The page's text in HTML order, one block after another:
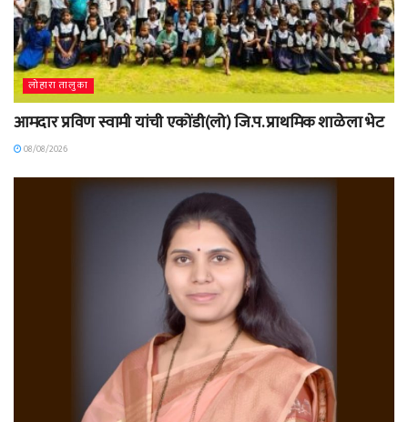
लोहारा तालुका
आमदार प्रविण स्वामी यांची एकोंडी(लो) जि.प. प्राथमिक शाळेला भेट
08/08/2026